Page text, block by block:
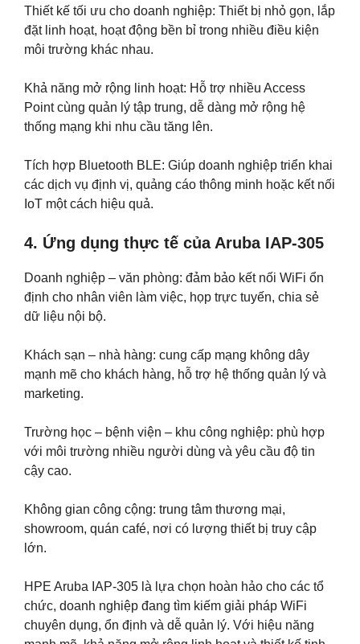
Thiết kế tối ưu cho doanh nghiệp: Thiết bị nhỏ gọn, lắp
đặt linh hoạt, hoạt động bền bỉ trong nhiều điều kiện
môi trường khác nhau.
Khả năng mở rộng linh hoạt: Hỗ trợ nhiều Access
Point cùng quản lý tập trung, dễ dàng mở rộng hệ
thống mạng khi nhu cầu tăng lên.
Tích hợp Bluetooth BLE: Giúp doanh nghiệp triển khai
các dịch vụ định vị, quảng cáo thông minh hoặc kết nối
IoT một cách hiệu quả.
4. Ứng dụng thực tế của Aruba IAP-305
Doanh nghiệp – văn phòng: đảm bảo kết nối WiFi ổn
định cho nhân viên làm việc, họp trực tuyến, chia sẻ
dữ liệu nội bộ.
Khách sạn – nhà hàng: cung cấp mạng không dây
mạnh mẽ cho khách hàng, hỗ trợ hệ thống quản lý và
marketing.
Trường học – bệnh viện – khu công nghiệp: phù hợp
với môi trường nhiều người dùng và yêu cầu độ tin
cậy cao.
Không gian công cộng: trung tâm thương mại,
showroom, quán café, nơi có lượng thiết bị truy cập
lớn.
HPE Aruba IAP-305 là lựa chọn hoàn hảo cho các tổ
chức, doanh nghiệp đang tìm kiếm giải pháp WiFi
chuyên dụng, ổn định và dễ quản lý. Với hiệu năng